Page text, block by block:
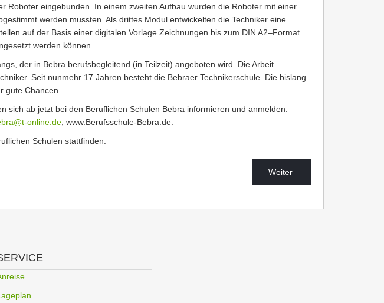
eingebunden. In einem zweiten Aufbau wurden die Roboter mit einer
werden mussten. Als drittes Modul entwickelten die Techniker eine
auf der Basis einer digitalen Vorlage Zeichnungen bis zum DIN A2–Format.
werden können.
der in Bebra berufsbegleitend (in Teilzeit) angeboten wird. Die Arbeit
Seit nunmehr 17 Jahren besteht die Bebraer Technikerschule. Die bislang
gute Chancen.
sich ab jetzt bei den Beruflichen Schulen Bebra informieren und anmelden:
online.de , www.Berufsschule-Bebra.de.
Schulen stattfinden.
Weiter